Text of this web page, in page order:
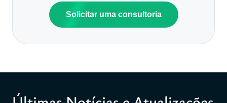
Solicitar uma consultoria